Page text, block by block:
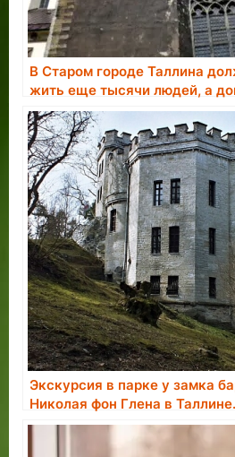
В Старом городе Таллина
жить еще тысячи людей, а
нужно отобрать у
владельцев
Экскурсия в парке у замка
Николая фон Глена в Таллине.
Бронирование экскурсии.